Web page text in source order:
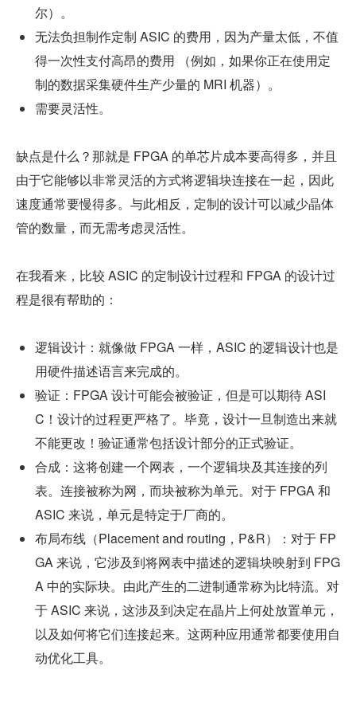
尔）。
无法负担制作定制 ASIC 的费用，因为产量太低，不值
得一次性支付高昂的费用 （例如，如果你正在使用定
制的数据采集硬件生产少量的 MRI 机器）。
需要灵活性。
缺点是什么？那就是 FPGA 的单芯片成本要高得多，并且
由于它能够以非常灵活的方式将逻辑块连接在一起，因此
速度通常要慢得多。与此相反，定制的设计可以减少晶体
管的数量，而无需考虑灵活性。
在我看来，比较 ASIC 的定制设计过程和 FPGA 的设计过
程是很有帮助的：
逻辑设计：就像做 FPGA 一样，ASIC 的逻辑设计也是
用硬件描述语言来完成的。
验证：FPGA 设计可能会被验证，但是可以期待 ASI
C！设计的过程更严格了。毕竟，设计一旦制造出来就
不能更改！验证通常包括设计部分的正式验证。
合成：这将创建一个网表，一个逻辑块及其连接的列
表。连接被称为网，而块被称为单元。对于 FPGA 和
ASIC 来说，单元是特定于厂商的。
布局布线（Placement and routing，P&R）：对于 FP
GA 来说，它涉及到将网表中描述的逻辑块映射到 FPG
A 中的实际块。由此产生的二进制通常称为比特流。对
于 ASIC 来说，这涉及到决定在晶片上何处放置单元，
以及如何将它们连接起来。这两种应用通常都要使用自
动优化工具。